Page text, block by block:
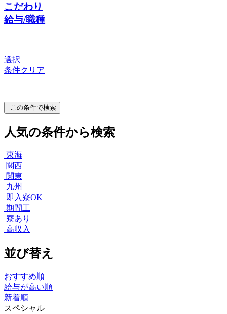
こだわり
給与/職種
選択
条件クリア
この条件で検索
人気の条件から検索
東海
関西
関東
九州
即入寮OK
期間工
寮あり
高収入
並び替え
おすすめ順
給与が高い順
新着順
スペシャル